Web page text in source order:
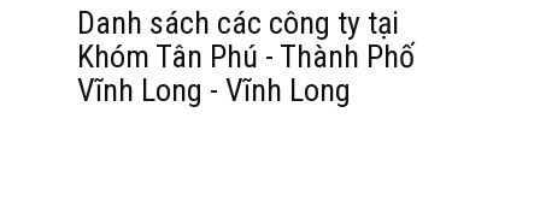
Danh sách các công ty tại
Khóm Tân Phú - Thành Phố
Vĩnh Long - Vĩnh Long